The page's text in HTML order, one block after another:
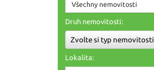
Všechny nemovitosti
Druh nemovitosti:
Zvolte si typ nemovitosti
Lokalita: